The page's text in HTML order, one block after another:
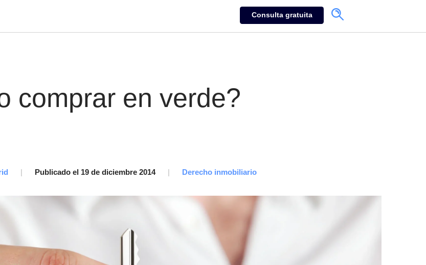
Consulta gratuita
comprar en verde?
| Publicado el 19 de diciembre 2014 | Derecho inmobiliario